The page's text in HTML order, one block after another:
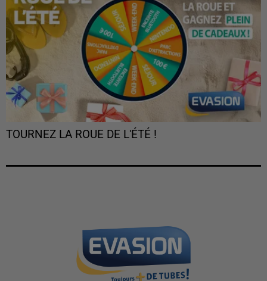
TOURNEZ LA ROUE DE L'ÉTÉ !